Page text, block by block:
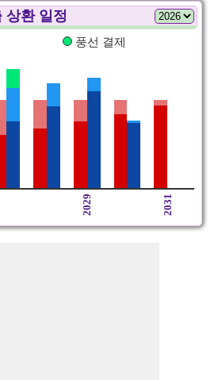
상환 일정
풍선 결제
2029 2031